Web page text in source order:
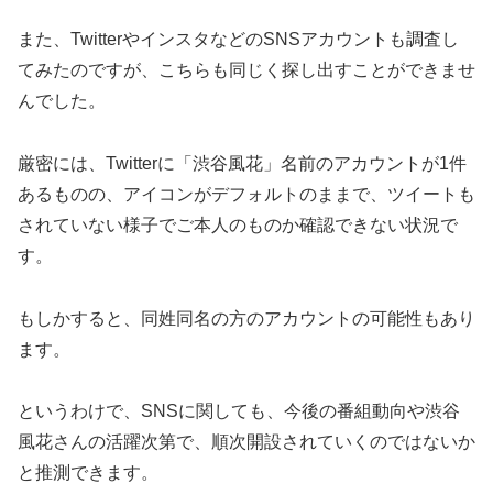
また、TwitterやインスタなどのSNSアカウントも調査し
てみたのですが、こちらも同じく探し出すことができませ
んでした。
厳密には、Twitterに「渋谷風花」名前のアカウントが1件
あるものの、アイコンがデフォルトのままで、ツイートも
されていない様子でご本人のものか確認できない状況で
す。
もしかすると、同姓同名の方のアカウントの可能性もあり
ます。
というわけで、SNSに関しても、今後の番組動向や渋谷
風花さんの活躍次第で、順次開設されていくのではないか
と推測できます。